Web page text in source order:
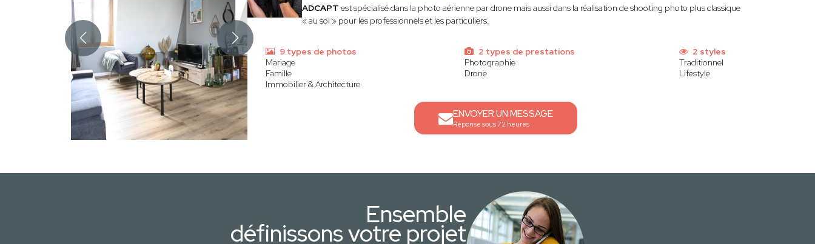
ADCAPT est spécialisé dans la photo aérienne par drone mais aussi dans la réalisation de shooting photo plus classique
« au sol » pour les professionnels et les particuliers.
9 types de photos
Mariage
Famille
Immobilier & Architecture
2 types de prestations
Photographie
Drone
2 styles
Traditionnel
Lifestyle
ENVOYER UN MESSAGE
Réponse sous 72 heures
Ensemble
définissons votre projet